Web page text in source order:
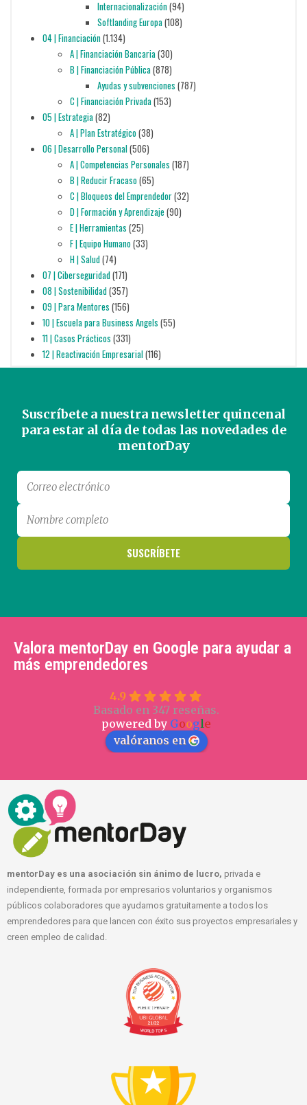
Internacionalización(94)
Softlanding Europa(108)
04 | Financiación(1.134)
A | Financiación Bancaria(30)
B | Financiación Pública(878)
Ayudas y subvenciones (787)
C | Financiación Privada(153)
05 | Estrategia(82)
A | Plan Estratégico(38)
06 | Desarrollo Personal(506)
A | Competencias Personales (187)
B | Reducir Fracaso(65)
C | Bloqueos del Emprendedor(32)
D | Formación y Aprendizaje (90)
E | Herramientas (25)
F | Equipo Humano(33)
H | Salud(74)
07 | Ciberseguridad(171)
08 | Sostenibilidad(357)
09 | Para Mentores (156)
10 | Escuela para Business Angels (55)
11 | Casos Prácticos (331)
12 | Reactivación Empresarial(116)
Suscríbete a nuestra newsletter quincenal
para estar al día de todas las novedades de
mentorDay
Valora mentorDay en Google para ayudar a
más emprendedores
4.9
Basado en 347 reseñas.
powered by Google
valóranos en
mentorDay es una asociación sin ánimo de lucro, privada e
independiente, formada por empresarios voluntarios y organismos
públicos colaboradores que ayudamos gratuitamente a todos los
emprendedores para que lancen con éxito sus proyectos empresariales y
creen empleo de calidad.